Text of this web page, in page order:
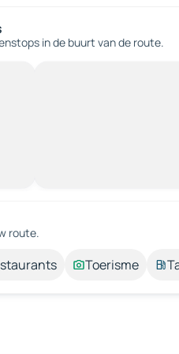
in de buurt van de route.
route.
Toerisme